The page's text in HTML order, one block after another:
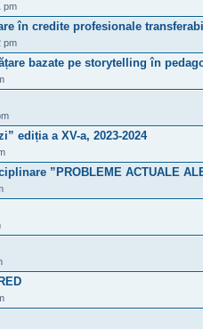
pm
în credite profesionale
pm
bazate pe storytelling în
ediția a XV-a, 2023-2024
”PROBLEME ACTUALE